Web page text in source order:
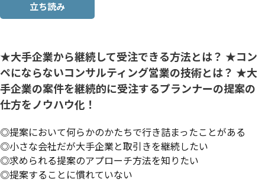
立ち読み
★大手企業から継続して受注できる方法とは？ ★コン
ペにならないコンサルティング営業の技術とは？ ★大
手企業の案件を継続的に受注するプランナーの提案の
仕方をノウハウ化！
◎提案において何らかのかたちで行き詰まったことがある
◎小さな会社だが大手企業と取引きを継続したい
◎求められる提案のアプローチ方法を知りたい
◎提案することに慣れていない